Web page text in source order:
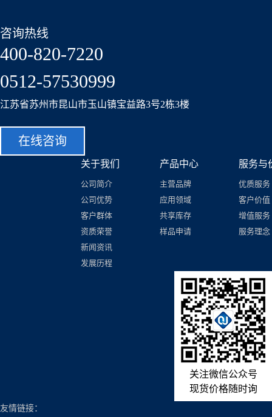
咨询热线
400-820-7220
0512-57530999
江苏省苏州市昆山市玉山镇宝益路3号2栋3楼
在线咨询
关于我们
公司简介
公司优势
客户群体
资质荣誉
新闻资讯
发展历程
产品中心
主营品牌
应用领域
共享库存
样品申请
服务与
优质服务
客户价值
增值服务
服务理念
关注微信公众号
现货价格随时询
友情链接：